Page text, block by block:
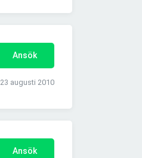
Ansök
23 augusti 2010
Ansök